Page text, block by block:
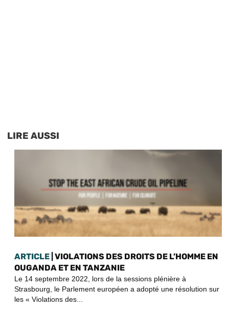
LIRE AUSSI
ARTICLE | VIOLATIONS DES DROITS DE L’HOMME EN
OUGANDA ET EN TANZANIE
Le 14 septembre 2022, lors de la sessions plénière à
Strasbourg, le Parlement européen a adopté une résolution sur
les « Violations des...